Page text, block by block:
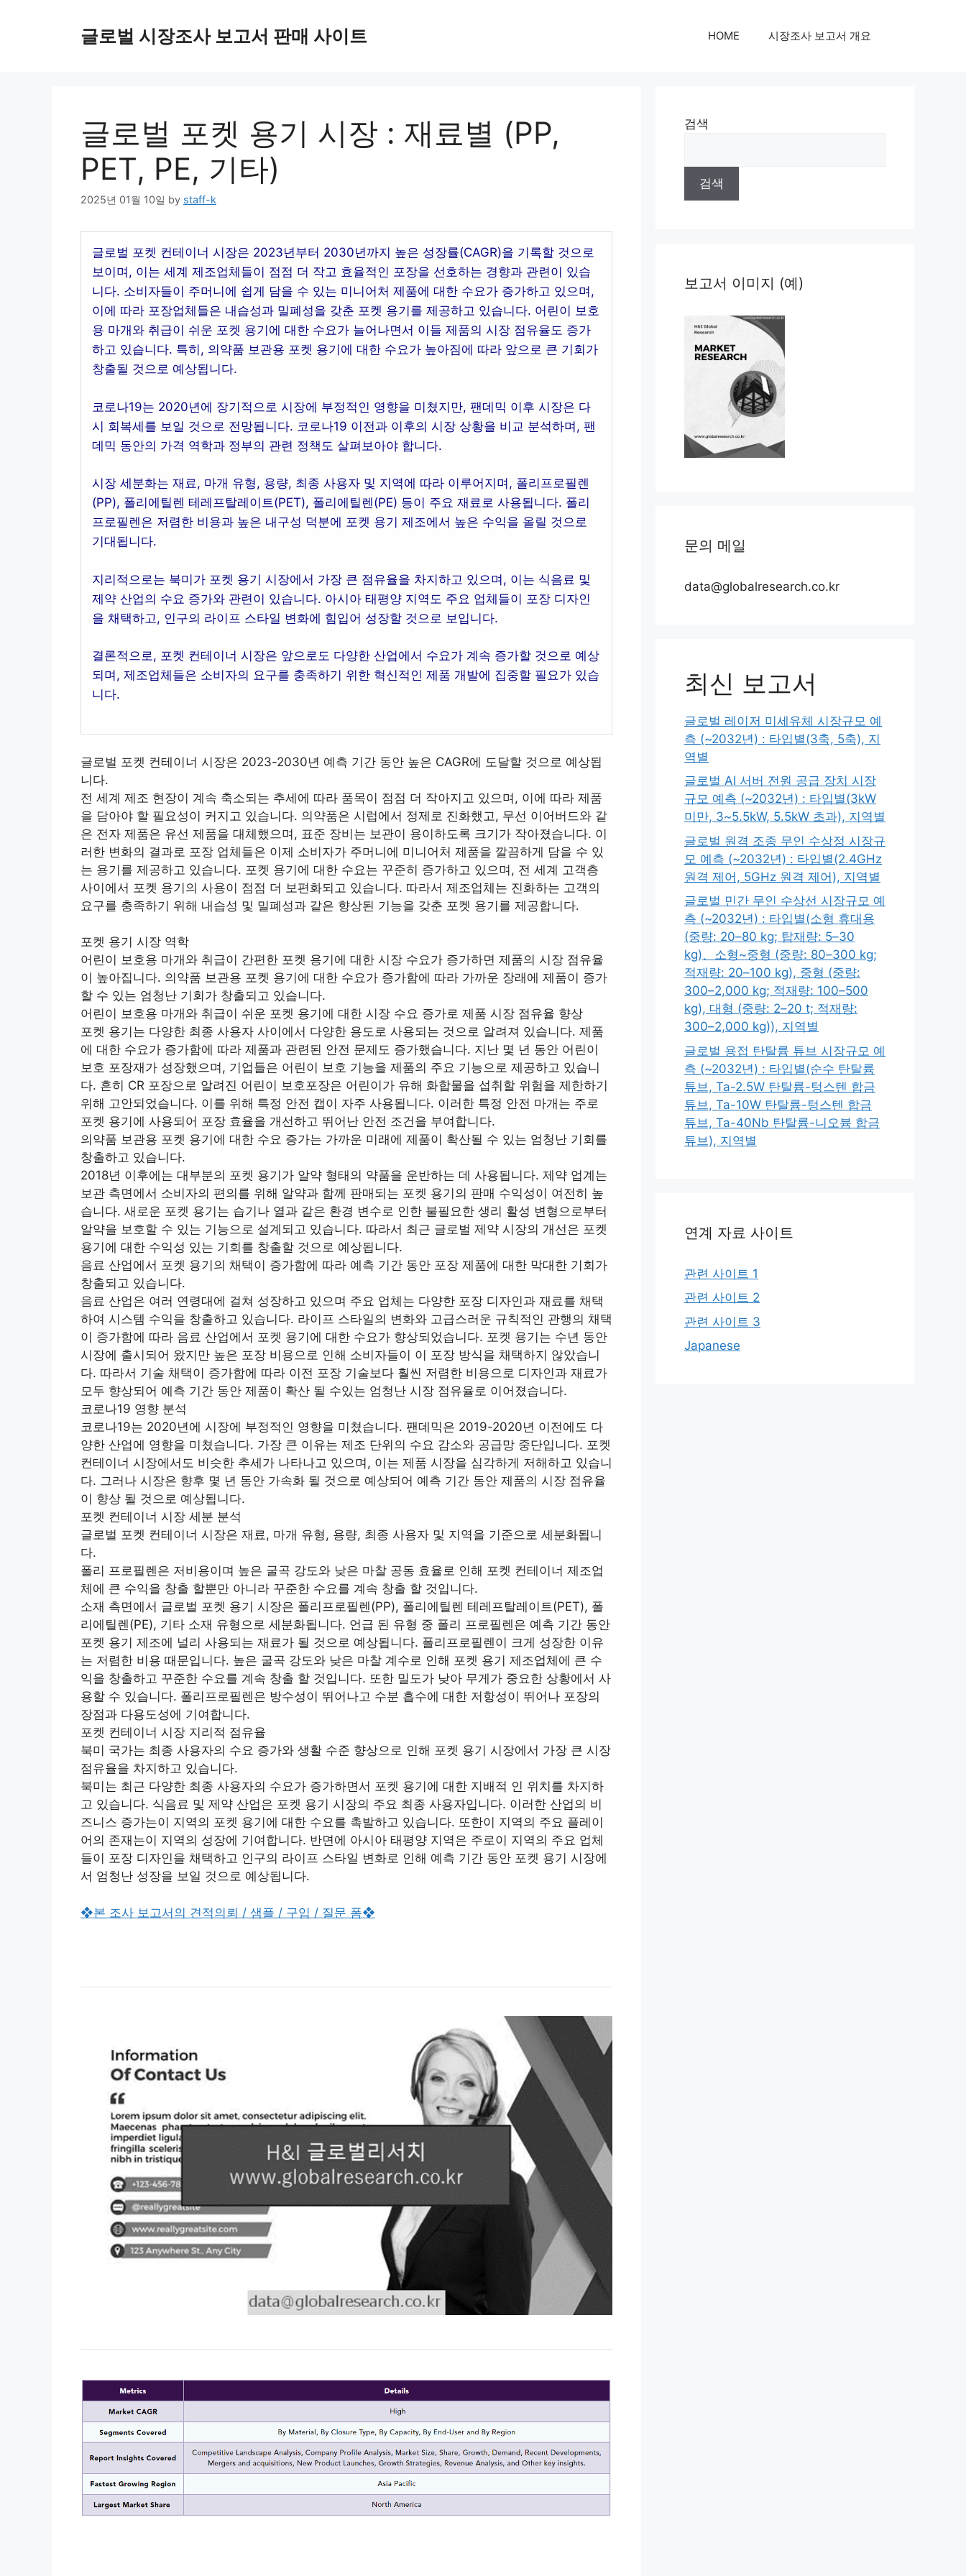
글로벌 시장조사 보고서 판매 사이트 HOME 시장조사 보고서 개요
글로벌 포켓 용기 시장 : 재료별 (PP,
PET, PE, 기타)
2025년 01월 10일 by staff-k
글로벌 포켓 컨테이너 시장은 2023년부터 2030년까지 높은 성장률(CAGR)을 기록할 것으로
보이며, 이는 세계 제조업체들이 점점 더 작고 효율적인 포장을 선호하는 경향과 관련이 있습
니다. 소비자들이 주머니에 쉽게 담을 수 있는 미니어처 제품에 대한 수요가 증가하고 있으며,
이에 따라 포장업체들은 내습성과 밀폐성을 갖춘 포켓 용기를 제공하고 있습니다. 어린이 보호
용 마개와 취급이 쉬운 포켓 용기에 대한 수요가 늘어나면서 이들 제품의 시장 점유율도 증가
하고 있습니다. 특히, 의약품 보관용 포켓 용기에 대한 수요가 높아짐에 따라 앞으로 큰 기회가
창출될 것으로 예상됩니다.
코로나19는 2020년에 장기적으로 시장에 부정적인 영향을 미쳤지만, 팬데믹 이후 시장은 다
시 회복세를 보일 것으로 전망됩니다. 코로나19 이전과 이후의 시장 상황을 비교 분석하며, 팬
데믹 동안의 가격 역학과 정부의 관련 정책도 살펴보아야 합니다.
시장 세분화는 재료, 마개 유형, 용량, 최종 사용자 및 지역에 따라 이루어지며, 폴리프로필렌
(PP), 폴리에틸렌 테레프탈레이트(PET), 폴리에틸렌(PE) 등이 주요 재료로 사용됩니다. 폴리
프로필렌은 저렴한 비용과 높은 내구성 덕분에 포켓 용기 제조에서 높은 수익을 올릴 것으로
기대됩니다.
지리적으로는 북미가 포켓 용기 시장에서 가장 큰 점유율을 차지하고 있으며, 이는 식음료 및
제약 산업의 수요 증가와 관련이 있습니다. 아시아 태평양 지역도 주요 업체들이 포장 디자인
을 채택하고, 인구의 라이프 스타일 변화에 힘입어 성장할 것으로 보입니다.
결론적으로, 포켓 컨테이너 시장은 앞으로도 다양한 산업에서 수요가 계속 증가할 것으로 예상
되며, 제조업체들은 소비자의 요구를 충족하기 위한 혁신적인 제품 개발에 집중할 필요가 있습
니다.
글로벌 포켓 컨테이너 시장은 2023-2030년 예측 기간 동안 높은 CAGR에 도달할 것으로 예상됩
니다.
전 세계 제조 현장이 계속 축소되는 추세에 따라 품목이 점점 더 작아지고 있으며, 이에 따라 제품
을 담아야 할 필요성이 커지고 있습니다. 의약품은 시럽에서 정제로 진화했고, 무선 이어버드와 같
은 전자 제품은 유선 제품을 대체했으며, 표준 장비는 보관이 용이하도록 크기가 작아졌습니다. 이
러한 변화의 결과로 포장 업체들은 이제 소비자가 주머니에 미니어처 제품을 깔끔하게 담을 수 있
는 용기를 제공하고 있습니다. 포켓 용기에 대한 수요는 꾸준히 증가하고 있으며, 전 세계 고객층
사이에서 포켓 용기의 사용이 점점 더 보편화되고 있습니다. 따라서 제조업체는 진화하는 고객의
요구를 충족하기 위해 내습성 및 밀폐성과 같은 향상된 기능을 갖춘 포켓 용기를 제공합니다.
포켓 용기 시장 역학
어린이 보호용 마개와 취급이 간편한 포켓 용기에 대한 시장 수요가 증가하면 제품의 시장 점유율
이 높아집니다. 의약품 보관용 포켓 용기에 대한 수요가 증가함에 따라 가까운 장래에 제품이 증가
할 수 있는 엄청난 기회가 창출되고 있습니다.
어린이 보호용 마개와 취급이 쉬운 포켓 용기에 대한 시장 수요 증가로 제품 시장 점유율 향상
포켓 용기는 다양한 최종 사용자 사이에서 다양한 용도로 사용되는 것으로 알려져 있습니다. 제품
에 대한 수요가 증가함에 따라 제품과 관련된 안전 문제도 증가했습니다. 지난 몇 년 동안 어린이
보호 포장재가 성장했으며, 기업들은 어린이 보호 기능을 제품의 주요 기능으로 제공하고 있습니
다. 흔히 CR 포장으로 알려진 어린이 보호포장은 어린이가 유해 화합물을 섭취할 위험을 제한하기
위해 고안되었습니다. 이를 위해 특정 안전 캡이 자주 사용됩니다. 이러한 특정 안전 마개는 주로
포켓 용기에 사용되어 포장 효율을 개선하고 뛰어난 안전 조건을 부여합니다.
의약품 보관용 포켓 용기에 대한 수요 증가는 가까운 미래에 제품이 확산될 수 있는 엄청난 기회를
창출하고 있습니다.
2018년 이후에는 대부분의 포켓 용기가 알약 형태의 약품을 운반하는 데 사용됩니다. 제약 업계는
보관 측면에서 소비자의 편의를 위해 알약과 함께 판매되는 포켓 용기의 판매 수익성이 여전히 높
습니다. 새로운 포켓 용기는 습기나 열과 같은 환경 변수로 인한 불필요한 생리 활성 변형으로부터
알약을 보호할 수 있는 기능으로 설계되고 있습니다. 따라서 최근 글로벌 제약 시장의 개선은 포켓
용기에 대한 수익성 있는 기회를 창출할 것으로 예상됩니다.
음료 산업에서 포켓 용기의 채택이 증가함에 따라 예측 기간 동안 포장 제품에 대한 막대한 기회가
창출되고 있습니다.
음료 산업은 여러 연령대에 걸쳐 성장하고 있으며 주요 업체는 다양한 포장 디자인과 재료를 채택
하여 시스템 수익을 창출하고 있습니다. 라이프 스타일의 변화와 고급스러운 규칙적인 관행의 채택
이 증가함에 따라 음료 산업에서 포켓 용기에 대한 수요가 향상되었습니다. 포켓 용기는 수년 동안
시장에 출시되어 왔지만 높은 포장 비용으로 인해 소비자들이 이 포장 방식을 채택하지 않았습니
다. 따라서 기술 채택이 증가함에 따라 이전 포장 기술보다 훨씬 저렴한 비용으로 디자인과 재료가
모두 향상되어 예측 기간 동안 제품이 확산 될 수있는 엄청난 시장 점유율로 이어졌습니다.
코로나19 영향 분석
코로나19는 2020년에 시장에 부정적인 영향을 미쳤습니다. 팬데믹은 2019-2020년 이전에도 다
양한 산업에 영향을 미쳤습니다. 가장 큰 이유는 제조 단위의 수요 감소와 공급망 중단입니다. 포켓
컨테이너 시장에서도 비슷한 추세가 나타나고 있으며, 이는 제품 시장을 심각하게 저해하고 있습니
다. 그러나 시장은 향후 몇 년 동안 가속화 될 것으로 예상되어 예측 기간 동안 제품의 시장 점유율
이 향상 될 것으로 예상됩니다.
포켓 컨테이너 시장 세분 분석
글로벌 포켓 컨테이너 시장은 재료, 마개 유형, 용량, 최종 사용자 및 지역을 기준으로 세분화됩니
다.
폴리 프로필렌은 저비용이며 높은 굴곡 강도와 낮은 마찰 공동 효율로 인해 포켓 컨테이너 제조업
체에 큰 수익을 창출 할뿐만 아니라 꾸준한 수요를 계속 창출 할 것입니다.
소재 측면에서 글로벌 포켓 용기 시장은 폴리프로필렌(PP), 폴리에틸렌 테레프탈레이트(PET), 폴
리에틸렌(PE), 기타 소재 유형으로 세분화됩니다. 언급 된 유형 중 폴리 프로필렌은 예측 기간 동안
포켓 용기 제조에 널리 사용되는 재료가 될 것으로 예상됩니다. 폴리프로필렌이 크게 성장한 이유
는 저렴한 비용 때문입니다. 높은 굴곡 강도와 낮은 마찰 계수로 인해 포켓 용기 제조업체에 큰 수
익을 창출하고 꾸준한 수요를 계속 창출 할 것입니다. 또한 밀도가 낮아 무게가 중요한 상황에서 사
용할 수 있습니다. 폴리프로필렌은 방수성이 뛰어나고 수분 흡수에 대한 저항성이 뛰어나 포장의
장점과 다용도성에 기여합니다.
포켓 컨테이너 시장 지리적 점유율
북미 국가는 최종 사용자의 수요 증가와 생활 수준 향상으로 인해 포켓 용기 시장에서 가장 큰 시장
점유율을 차지하고 있습니다.
북미는 최근 다양한 최종 사용자의 수요가 증가하면서 포켓 용기에 대한 지배적 인 위치를 차지하
고 있습니다. 식음료 및 제약 산업은 포켓 용기 시장의 주요 최종 사용자입니다. 이러한 산업의 비
즈니스 증가는이 지역의 포켓 용기에 대한 수요를 촉발하고 있습니다. 또한이 지역의 주요 플레이
어의 존재는이 지역의 성장에 기여합니다. 반면에 아시아 태평양 지역은 주로이 지역의 주요 업체
들이 포장 디자인을 채택하고 인구의 라이프 스타일 변화로 인해 예측 기간 동안 포켓 용기 시장에
서 엄청난 성장을 보일 것으로 예상됩니다.
❖본 조사 보고서의 견적의뢰 / 샘플 / 구입 / 질문 폼❖
검색
검색
보고서 이미지 (예)
문의 메일
data@globalresearch.co.kr
최신 보고서
글로벌 레이저 미세유체 시장규모 예
측 (~2032년) : 타입별(3축, 5축), 지
역별
글로벌 AI 서버 전원 공급 장치 시장
규모 예측 (~2032년) : 타입별(3kW
미만, 3~5.5kW, 5.5kW 초과), 지역별
글로벌 원격 조종 무인 수상정 시장규
모 예측 (~2032년) : 타입별(2.4GHz
원격 제어, 5GHz 원격 제어), 지역별
글로벌 민간 무인 수상선 시장규모 예
측 (~2032년) : 타입별(소형 휴대용
(중량: 20–80 kg; 탑재량: 5–30
kg)、소형~중형 (중량: 80–300 kg;
적재량: 20–100 kg), 중형 (중량:
300–2,000 kg; 적재량: 100–500
kg), 대형 (중량: 2–20 t; 적재량:
300–2,000 kg)), 지역별
글로벌 용접 탄탈륨 튜브 시장규모 예
측 (~2032년) : 타입별(순수 탄탈륨
튜브, Ta-2.5W 탄탈륨-텅스텐 합금
튜브, Ta-10W 탄탈륨-텅스텐 합금
튜브, Ta-40Nb 탄탈륨-니오븀 합금
튜브), 지역별
연계 자료 사이트
관련 사이트 1
관련 사이트 2
관련 사이트 3
Japanese